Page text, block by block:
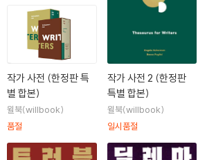
작가 사전 (한정판 특
별 합본)
윌북(willbook)
품절
작가 사전 2 (한정판
특별 합본)
윌북(willbook)
일시품절